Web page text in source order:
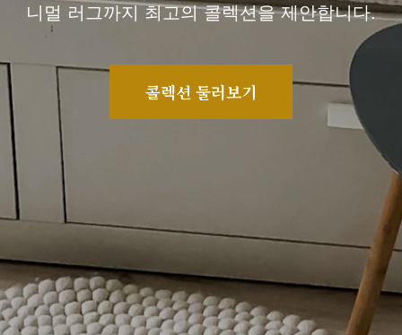
니멀 러그까지 최고의 콜렉션을 제안합니다.
콜렉션 둘러보기